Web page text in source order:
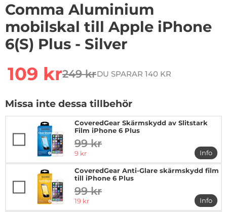
Comma Aluminium
mobilskal till Apple iPhone
6(S) Plus - Silver
rea pris
109 krtidigare pris
249 krDU SPARAR 140 KR
Missa inte dessa tillbehör
CoveredGear Skärmskydd av Slitstark
Film iPhone 6 Plus
tidigare pris
99 kr
rea pris
9 kr
Info
mer
CoveredGear Anti-Glare skärmskydd film
till iPhone 6 Plus
tidigare pris
99 kr
rea pris
19 kr
Info
mer